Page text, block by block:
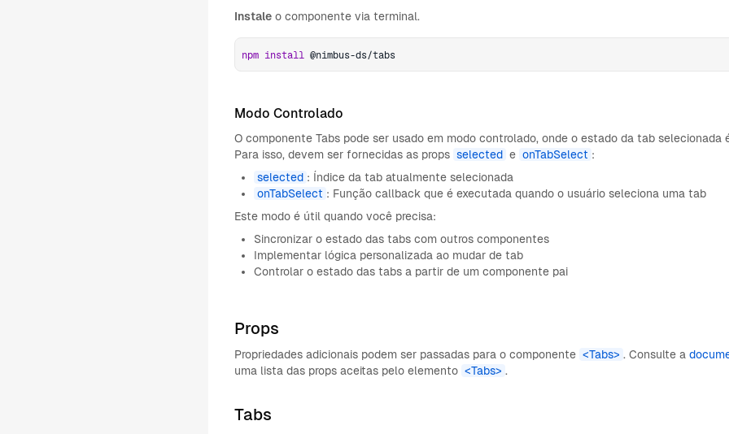
Instale o componente via terminal.
npm install @nimbus-ds/tabs
Modo Controlado
O componente Tabs pode ser usado em modo controlado, onde o estado da tab selecionada
Para isso, devem ser fornecidas as props selected e onTabSelect :
selected : Índice da tab atualmente selecionada
onTabSelect : Função callback que é executada quando o usuário seleciona uma tab
Este modo é útil quando você precisa:
Sincronizar o estado das tabs com outros componentes
Implementar lógica personalizada ao mudar de tab
Controlar o estado das tabs a partir de um componente pai
Props
Propriedades adicionais podem ser passadas para o componente <Tabs> . Consulte a
uma lista das props aceitas pelo elemento <Tabs> .
Tabs